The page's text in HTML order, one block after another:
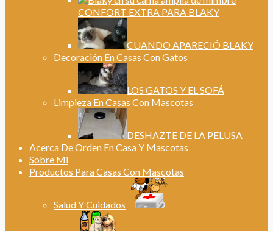
CONFORT EXTRA PARA BLAKY
CUANDO APARECIÓ BLAKY
Decoración En Casas Con Gatos
LOS GATOS Y EL SOFÁ
Limpieza En Casas Con Mascotas
DESHAZTE DE LA PELUSA
Acerca De Orden En Casa Y Mascotas
Sobre Mi
Productos Para Casas Con Mascotas
Salud Y Cuidados